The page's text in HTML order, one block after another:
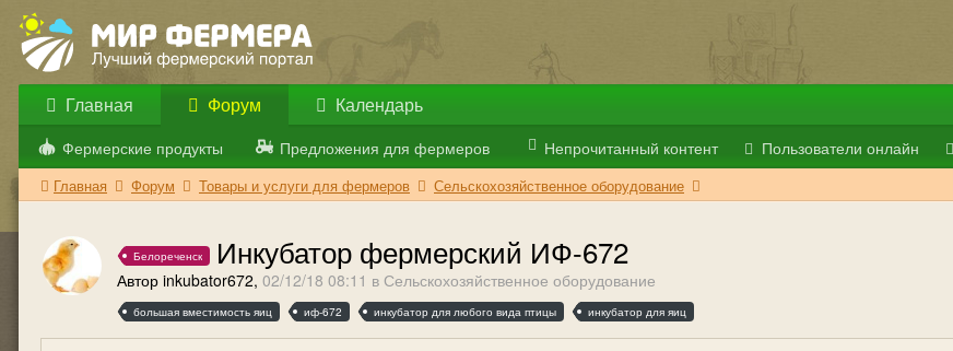
Главная Форум
Фермерские продукты Предложения для фермеров Непрочитанный контент Пользователи онлайн
Календарь
Главная Форум Товары и услуги для фермеров Сельскохозяйственное оборудование
Белореченск Инкубатор фермерский ИФ-672
Автор inkubator672, 02/12/18 08:11 в Сельскохозяйственное оборудование
большая вместимость яиц иф-672 инкубатор для любого вида птицы инкубатор для яиц